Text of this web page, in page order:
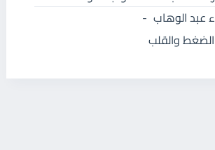
عبد الوهاب
الضغط والقلب